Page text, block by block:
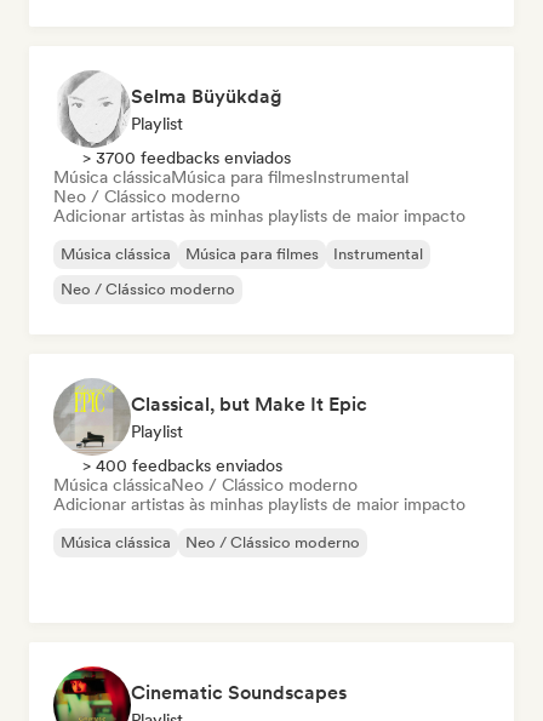
Selma Büyükdağ
Playlist
> 3700 feedbacks enviados
Música clássicaMúsica para filmesInstrumental
Neo / Clássico moderno
Adicionar artistas às minhas playlists de maior impacto
Música clássica Música para filmes
Instrumental
Neo / Clássico moderno
Classical, but Make It Epic
Playlist
> 400 feedbacks enviados
Música clássicaNeo / Clássico moderno
Adicionar artistas às minhas playlists de maior impacto
Música clássica Neo / Clássico moderno
Cinematic Soundscapes